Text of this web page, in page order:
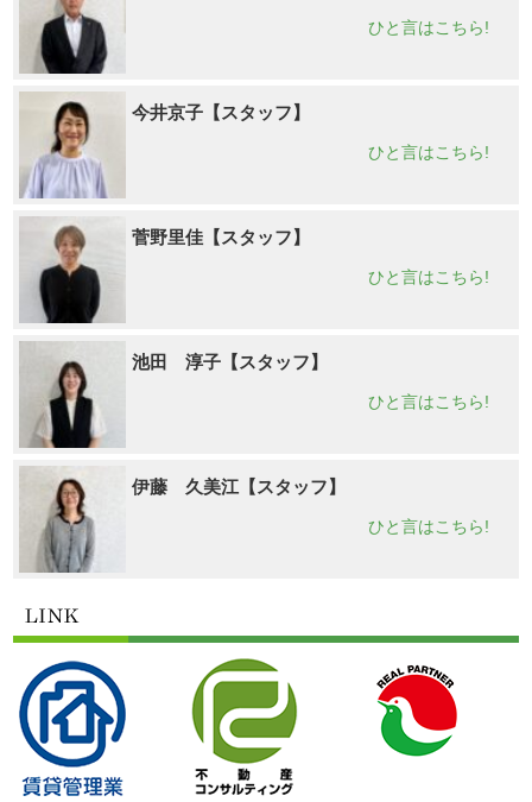
ひと言はこちら!
今井京子【スタッフ】
ひと言はこちら!
菅野里佳【スタッフ】
ひと言はこちら!
池田 淳子【スタッフ】
ひと言はこちら!
伊藤 久美江【スタッフ】
ひと言はこちら!